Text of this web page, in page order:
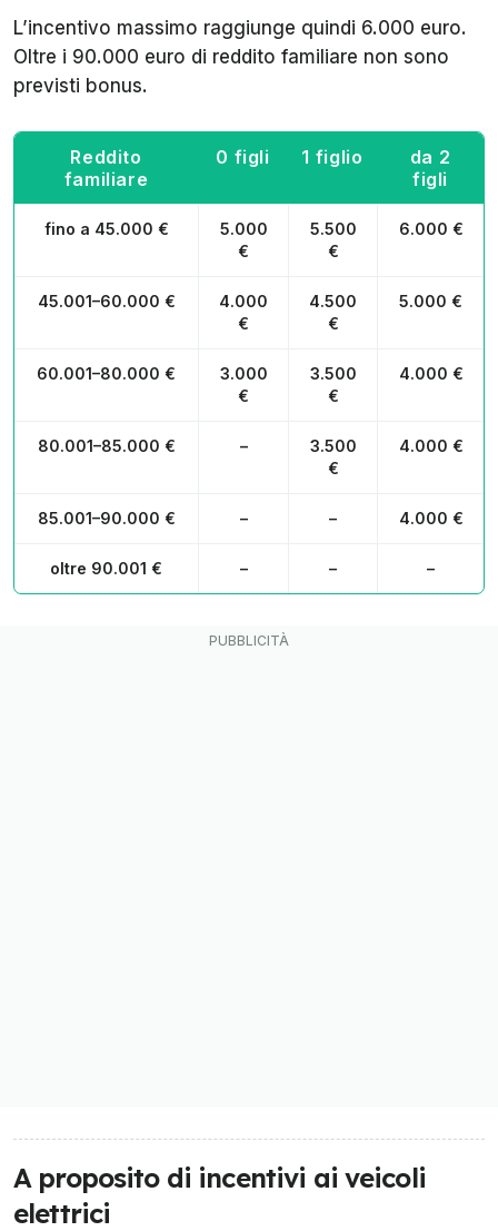
L’incentivo massimo raggiunge quindi 6.000 euro.
Oltre i 90.000 euro di reddito familiare non sono
previsti bonus.
Reddito
familiare
0 figli 1 figlio
da 2
figli
fino a 45.000 €
5.000
€
5.500
€
6.000 €
45.001–60.000 €
4.000
€
4.500
€
5.000 €
60.001–80.000 €
3.000
€
3.500
€
4.000 €
80.001–85.000 € –
3.500
€
4.000 €
85.001–90.000 € – – 4.000 €
oltre 90.001 € – – –
A proposito di incentivi ai veicoli
elettrici